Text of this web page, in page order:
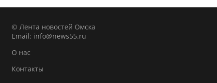
© Лента новостей Омска
Email: info@news55.ru
О нас
Контакты